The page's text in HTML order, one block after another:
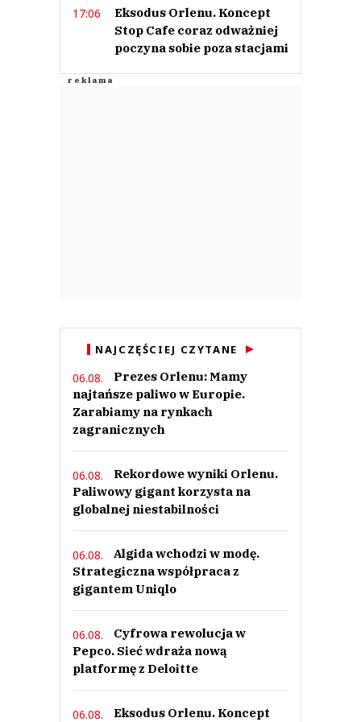
17:06
Eksodus Orlenu. Koncept
Stop Cafe coraz odważniej
poczyna sobie poza stacjami
NAJCZĘŚCIEJ CZYTANE
06.08.
Prezes Orlenu: Mamy
najtańsze paliwo w Europie.
Zarabiamy na rynkach
zagranicznych
06.08.
Rekordowe wyniki Orlenu.
Paliwowy gigant korzysta na
globalnej niestabilności
06.08.
Algida wchodzi w modę.
Strategiczna współpraca z
gigantem Uniqlo
06.08.
Cyfrowa rewolucja w
Pepco. Sieć wdraża nową
platformę z Deloitte
06.08. Eksodus Orlenu. Koncept